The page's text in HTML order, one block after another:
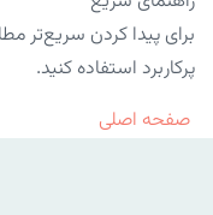
برای پیدا کردن سریع‌تر
پرکاربرد استفاده کنید.
صفحه اصلی